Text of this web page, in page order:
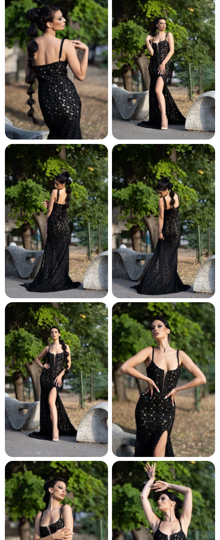
и по лични мерки